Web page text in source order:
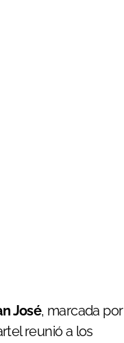
José, marcada por
reunió a los